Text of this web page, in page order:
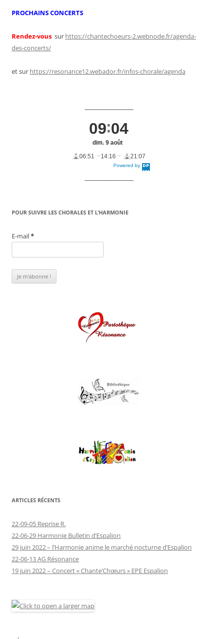
PROCHAINS CONCERTS
Rendez-vous sur https://chantechoeurs-2.webnode.fr/agenda-
des-concerts/
et sur https://resonance12.webador.fr/infos-chorale/agenda
Powered by
09 04
dim. 9 août
06:51
14:16 21:07
POUR SUIVRE LES CHORALES ET L’HARMONIE
E-mail*
ARTICLES RÉCENTS
22-09-05 Reprise R.
22-06-29 Harmonie Bulletin d’Espalion
29 juin 2022 – l’Harmonie anime le marché nocturne d’Espalion
22-06-13 AG Résonance
19 juin 2022 – Concert « Chante’Chœurs » EPE Espalion